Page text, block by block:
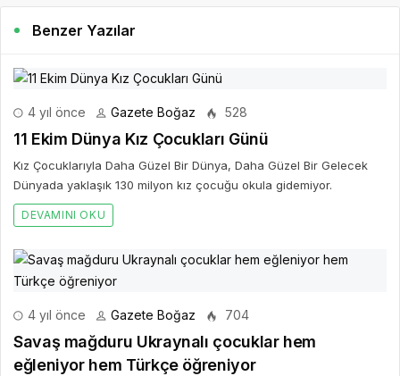
Benzer Yazılar
4 yıl önce Gazete Boğaz 528
11 Ekim Dünya Kız Çocukları Günü
Kız Çocuklarıyla Daha Güzel Bir Dünya, Daha Güzel Bir Gelecek
Dünyada yaklaşık 130 milyon kız çocuğu okula gidemiyor.
DEVAMINI OKU
4 yıl önce Gazete Boğaz 704
Savaş mağduru Ukraynalı çocuklar hem
eğleniyor hem Türkçe öğreniyor